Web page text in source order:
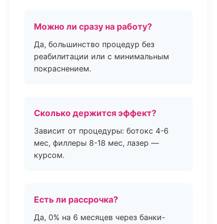
Можно ли сразу на работу?
Да, большинство процедур без
реабилитации или с минимальным
покраснением.
Сколько держится эффект?
Зависит от процедуры: ботокс 4-6
мес, филлеры 8-18 мес, лазер —
курсом.
Есть ли рассрочка?
Да, 0% на 6 месяцев через банки-